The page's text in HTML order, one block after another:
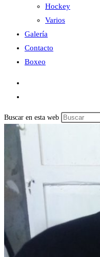
Hockey
Varios
Galería
Contacto
Boxeo
Buscar en esta web